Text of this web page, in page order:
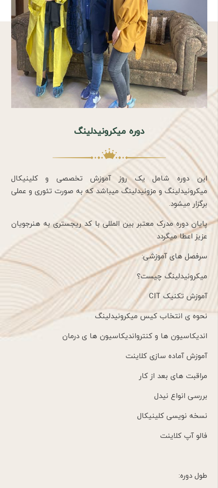
دوره میکرونیدلینگ
این دوره شامل یک روز آموزش تخصصی و کلینیکال
میکرونیدلینگ و مزونیدلینگ میباشد که به صورت تئوری و عملی
برگزار میشود.
پایان دوره مدرک معتبر بین المللی با کد ریجستری به هنرجویان
عزیز اعطا میگردد
سرفصل های آموزشی:
میکرونیدلینگ چیست؟
آموزش تکنیک CIT
نحوه ی انتخاب کیس میکرونیدلینگ
اندیکاسیون ها و کنترواندیکاسیون ها ی درمان
آموزش آماده سازی کلاینت
مراقبت های بعد از کار
بررسی انواع نیدل
نسخه نویسی کلینیکال
فالو آپ کلاینت
طول دوره: